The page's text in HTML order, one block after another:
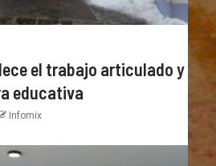
el trabajo articulado y
educativa
Infomix